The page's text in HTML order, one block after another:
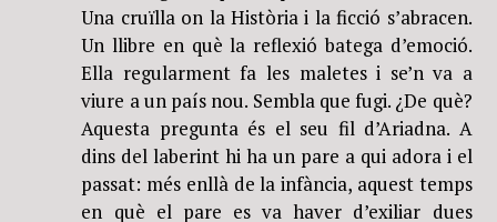
Una cruïlla on la Història i la ficció s’abracen.
Un llibre en què la reflexió batega d’emoció.
Ella regularment fa les maletes i se’n va a
viure a un país nou. Sembla que fugi. ¿De què?
Aquesta pregunta és el seu fil d’Ariadna. A
dins del laberint hi ha un pare a qui adora i el
passat: més enllà de la infància, aquest temps
en què el pare es va haver d’exiliar dues